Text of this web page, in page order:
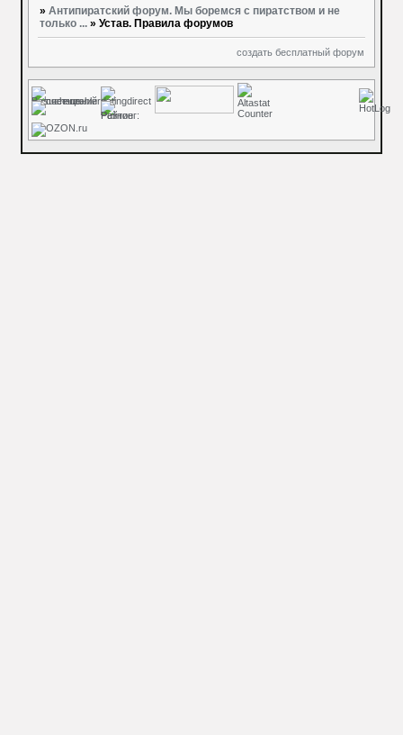
»Антипиратский форум. Мы боремся с пиратством и не
только ... »Устав. Правила форумов
создать бесплатный форум